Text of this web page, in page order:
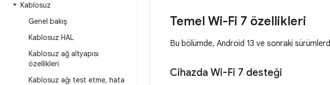
Kablosuz
Genel bakış
Kablosuz HAL
Kablosuz ağ altyapısı
özellikleri
Kablosuz ağı test etme, hata
Temel Wi-Fi 7 özellikleri
Bu bölümde, Android 13 ve sonraki
Cihazda Wi-Fi 7 desteği